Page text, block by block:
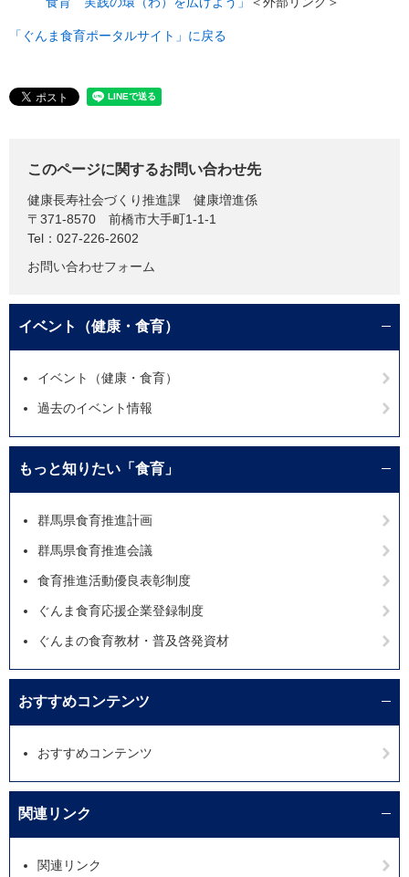
「ぐんま食育ポータルサイト」に戻る
このページに関するお問い合わせ先
健康長寿社会づくり推進課
健康増進係
〒371-8570
前橋市大手町1-1-1
Tel：027-226-2602
お問い合わせフォーム
イベント（健康・食育）
イベント（健康・食育）
過去のイベント情報
もっと知りたい「食育」
群馬県食育推進計画
群馬県食育推進会議
食育推進活動優良表彰制度
ぐんま食育応援企業登録制度
ぐんまの食育教材・普及啓発資材
おすすめコンテンツ
おすすめコンテンツ
関連リンク
関連リンク